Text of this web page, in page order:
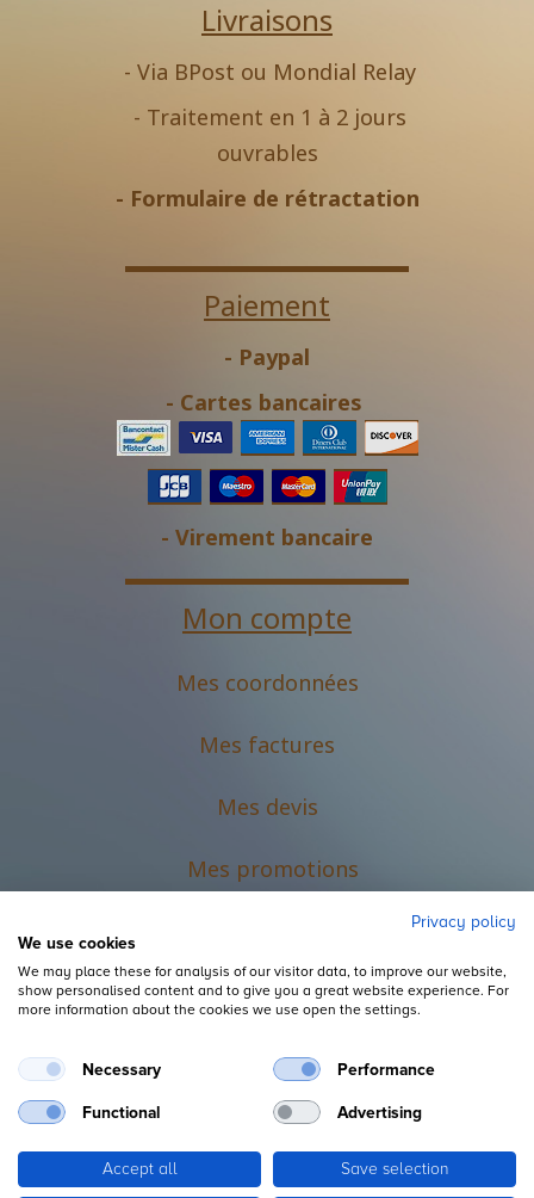
Livraisons
- Via BPost ou Mondial Relay
- Traitement en 1 à 2 jours
ouvrables
- Formulaire de rétractation
Paiement
- Paypal
- Cartes bancaires
- Virement bancaire
Mon compte
Mes coordonnées
Mes factures
Mes devis
Mes promotions
Mentions légales
Privacy policy
We use cookies
We may place these for analysis of our visitor data, to improve our website,
show personalised content and to give you a great website experience. For
more information about the cookies we use open the settings.
Necessary Performance
Functional Advertising
Accept all Save selection